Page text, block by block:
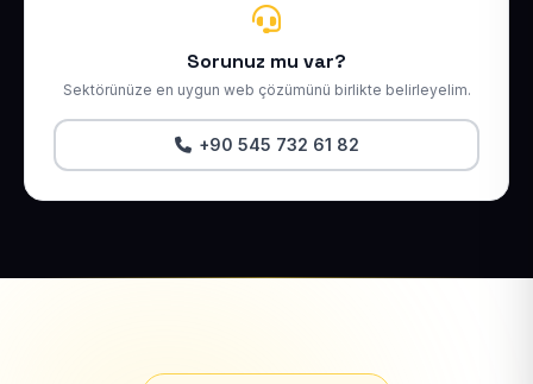
Sorunuz mu var?
Sektörünüze en uygun web çözümünü birlikte belirleyelim.
+90 545 732 61 82